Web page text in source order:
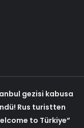
gezisi kabusa
Rus turistten
to Türkiye”